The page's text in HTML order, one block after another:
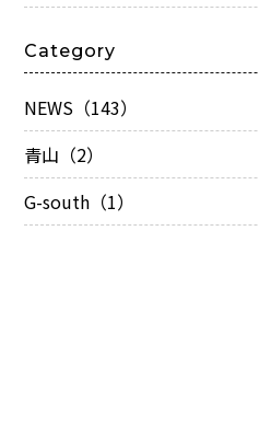
Category
NEWS（143）
青山（2）
G-south（1）